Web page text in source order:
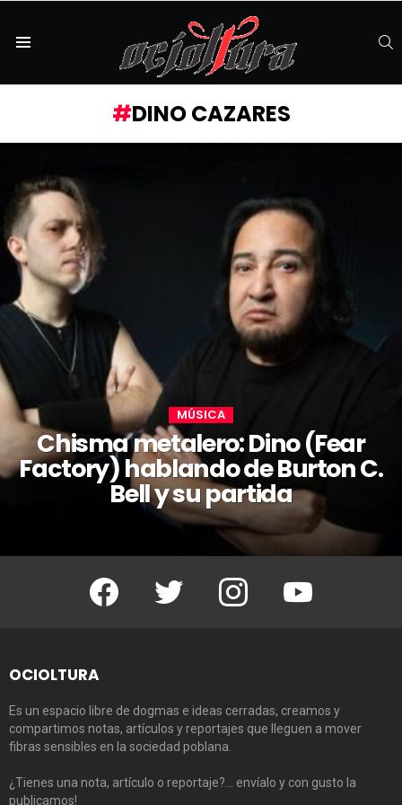
DINO CAZARES
MÚSICA
Chisma metalero: Dino (Fear
Factory) hablando de Burton C.
Bell y su partida
Facebook Twitter Instagram Youtube
OCIOLTURA
Es un espacio libre de dogmas e ideas cerradas, creamos y
compartimos notas, artículos y reportajes que lleguen a mover
fibras sensibles en la sociedad poblana.
¿Tienes una nota, artículo o reportaje?… envíalo y con gusto la
publicamos!